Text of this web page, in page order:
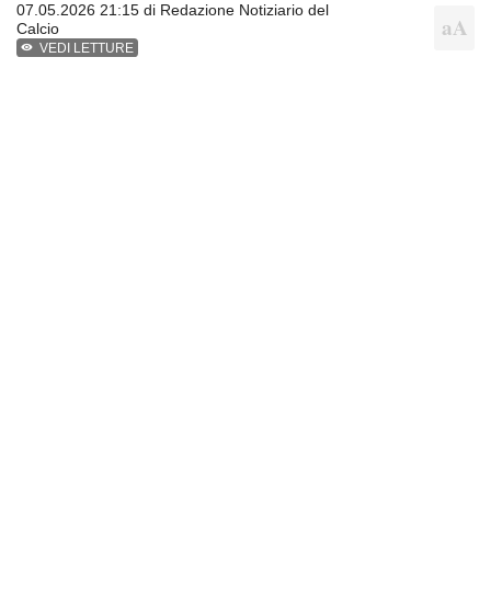
07.05.2026 21:15 di Redazione Notiziario del
Calcio
VEDI LETTURE